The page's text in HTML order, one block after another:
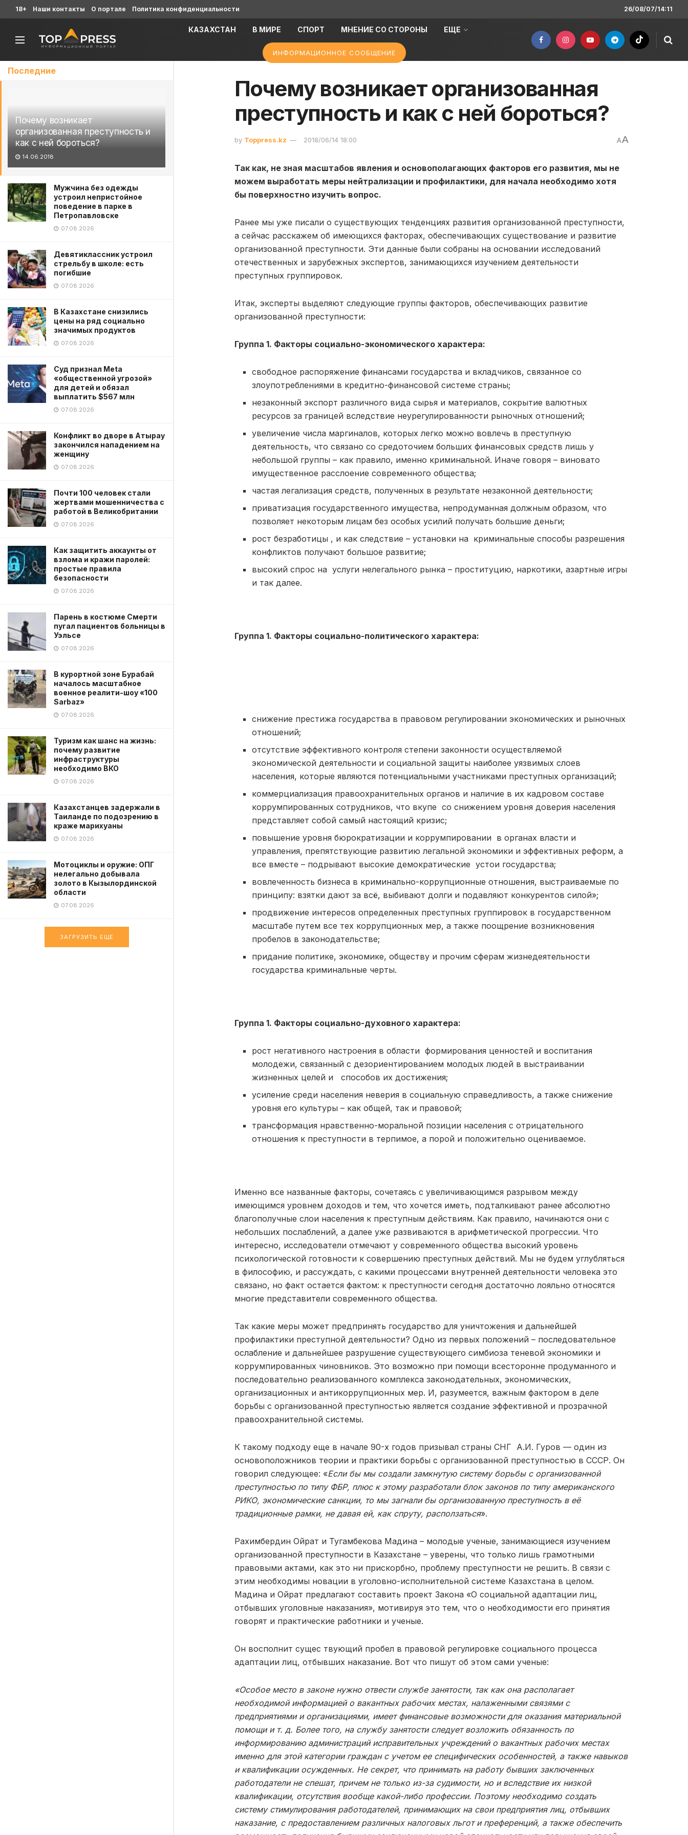
Последние
Почему возникает
организованная преступность и
как с ней бороться?
14.06.2018
Мужчина без одежды
устроил непристойное
поведение в парке в
Петропавловске
07.08.2026
Девятиклассник устроил
стрельбу в школе: есть
погибшие
07.08.2026
В Казахстане снизились
цены на ряд социально
значимых продуктов
07.08.2026
Суд признал Meta
«общественной угрозой»
для детей и обязал
выплатить $567 млн
07.08.2026
Конфликт во дворе в Атырау
закончился нападением на
женщину
07.08.2026
Почти 100 человек стали
жертвами мошенничества с
работой в Великобритании
07.08.2026
Как защитить аккаунты от
взлома и кражи паролей:
простые правила
безопасности
07.08.2026
Парень в костюме Смерти
пугал пациентов больницы в
Уэльсе
07.08.2026
В курортной зоне Бурабай
началось масштабное
военное реалити-шоу «100
Sarbaz»
07.08.2026
Туризм как шанс на жизнь:
почему развитие
инфраструктуры
необходимо ВКО
07.08.2026
Казахстанцев задержали в
Таиланде по подозрению в
краже марихуаны
07.08.2026
Мотоциклы и оружие: ОПГ
нелегально добывала
золото в Кызылординской
области
07.08.2026
ЗАГРУЗИТЬ ЕЩЕ
18+ Наши контакты О портале Политика конфиденциальности 26/08/07/14:11
КАЗАХСТАН В МИРЕ СПОРТ МНЕНИЕ СО СТОРОНЫ ЕЩЕ
ИНФОРМАЦИОННОЕ СООБЩЕНИЕ
Почему возникает организованная
преступность и как с ней бороться?
by Toppress.kz 2018/06/14 18:00 AA
Так как, не зная масштабов явления и основополагающих факторов его развития, мы не
можем выработать меры нейтрализации и профилактики, для начала необходимо хотя
бы поверхностно изучить вопрос.
Ранее мы уже писали о существующих тенденциях развития организованной преступности,
а сейчас расскажем об имеющихся факторах, обеспечивающих существование и развитие
организованной преступности. Эти данные были собраны на основании исследований
отечественных и зарубежных экспертов, занимающихся изучением деятельности
преступных группировок.
Итак, эксперты выделяют следующие группы факторов, обеспечивающих развитие
организованной преступности:
Группа 1. Факторы социально-экономического характера:
свободное распоряжение финансами государства и вкладчиков, связанное со
злоупотреблениями в кредитно-финансовой системе страны;
незаконный экспорт различного вида сырья и материалов, сокрытие валютных
ресурсов за границей вследствие неурегулированности рыночных отношений;
увеличение числа маргиналов, которых легко можно вовлечь в преступную
деятельность, что связано со средоточием больших финансовых средств лишь у
небольшой группы – как правило, именно криминальной. Иначе говоря – виновато
имущественное расслоение современного общества;
частая легализация средств, полученных в результате незаконной деятельности;
приватизация государственного имущества, непродуманная должным образом, что
позволяет некоторым лицам без особых усилий получать большие деньги;
рост безработицы , и как следствие – установки на криминальные способы разрешения
конфликтов получают большое развитие;
высокий спрос на услуги нелегального рынка – проституцию, наркотики, азартные игры
и так далее.
Группа 1. Факторы социально-политического характера:
снижение престижа государства в правовом регулировании экономических и рыночных
отношений;
отсутствие эффективного контроля степени законности осуществляемой
экономической деятельности и социальной защиты наиболее уязвимых слоев
населения, которые являются потенциальными участниками преступных организаций;
коммерциализация правоохранительных органов и наличие в их кадровом составе
коррумпированных сотрудников, что вкупе со снижением уровня доверия населения
представляет собой самый настоящий кризис;
повышение уровня бюрократизации и коррумпировании в органах власти и
управления, препятствующие развитию легальной экономики и эффективных реформ, а
все вместе – подрывают высокие демократические устои государства;
вовлеченность бизнеса в криминально-коррупционные отношения, выстраиваемые по
принципу: взятки дают за всё, выбивают долги и подавляют конкурентов силой»;
продвижение интересов определенных преступных группировок в государственном
масштабе путем все тех коррупционных мер, а также поощрение возникновения
пробелов в законодательстве;
придание политике, экономике, обществу и прочим сферам жизнедеятельности
государства криминальные черты.
Группа 1. Факторы социально-духовного характера:
рост негативного настроения в области формирования ценностей и воспитания
молодежи, связанный с дезориентированием молодых людей в выстраивании
жизненных целей и способов их достижения;
усиление среди населения неверия в социальную справедливость, а также снижение
уровня его культуры – как общей, так и правовой;
трансформация нравственно-моральной позиции населения с отрицательного
отношения к преступности в терпимое, а порой и положительно оцениваемое.
Именно все названные факторы, сочетаясь с увеличивающимся разрывом между
имеющимся уровнем доходов и тем, что хочется иметь, подталкивают ранее абсолютно
благополучные слои населения к преступным действиям. Как правило, начинаются они с
небольших послаблений, а далее уже развиваются в арифметической прогрессии. Что
интересно, исследователи отмечают у современного общества высокий уровень
психологической готовности к совершению преступных действий. Мы не будем углубляться
в философию, и рассуждать, с какими процессами внутренней деятельности человека это
связано, но факт остается фактом: к преступности сегодня достаточно лояльно относятся
многие представители современного общества.
Так какие меры может предпринять государство для уничтожения и дальнейшей
профилактики преступной деятельности? Одно из первых положений – последовательное
ослабление и дальнейшее разрушение существующего симбиоза теневой экономики и
коррумпированных чиновников. Это возможно при помощи всесторонне продуманного и
последовательно реализованного комплекса законодательных, экономических,
организационных и антикоррупционных мер. И, разумеется, важным фактором в деле
борьбы с организованной преступностью является создание эффективной и прозрачной
правоохранительной системы.
К такому подходу еще в начале 90-х годов призывал страны СНГ А.И. Гуров — один из
основоположников теории и практики борьбы с организованной преступностью в СССР. Он
говорил следующее: «Если бы мы создали замкнутую систему борьбы с организованной
преступностью по типу ФБР, плюс к этому разработали блок законов по типу американского
РИКО, экономические санкции, то мы загнали бы организованную преступность в её
традиционные рамки, не давая ей, как спруту, расползаться».
Рахимбердин Ойрат и Тугамбекова Мадина – молодые ученые, занимающиеся изучением
организованной преступности в Казахстане – уверены, что только лишь грамотными
правовыми актами, как это ни прискорбно, проблему преступности не решить. В связи с
этим необходимы новации в уголовно-исполнительной системе Казахстана в целом.
Мадина и Ойрат предлагают составить проект Закона «О социальной адаптации лиц,
отбывших уголовные наказания», мотивируя это тем, что о необходимости его принятия
говорят и практические работники и ученые.
Он восполнит сущес твующий пробел в правовой регулировке социального процесса
адаптации лиц, отбывших наказание. Вот что пишут об этом сами ученые:
«Особое место в законе нужно отвести службе занятости, так как она располагает
необходимой информацией о вакантных рабочих местах, налаженными связями с
предприятиями и организациями, имеет финансовые возможности для оказания материальной
помощи и т. д. Более того, на службу занятости следует возложить обязанность по
информированию администраций исправительных учреждений о вакантных рабочих местах
именно для этой категории граждан с учетом ее специфических особенностей, а также навыков
и квалификации осужденных. Не секрет, что принимать на работу бывших заключенных
работодатели не спешат, причем не только из-за судимости, но и вследствие их низкой
квалификации, отсутствия вообще какой-либо профессии. Поэтому необходимо создать
систему стимулирования работодателей, принимающих на свои предприятия лиц, отбывших
наказание, с предоставлением различных налоговых льгот и преференций, а также обеспечить